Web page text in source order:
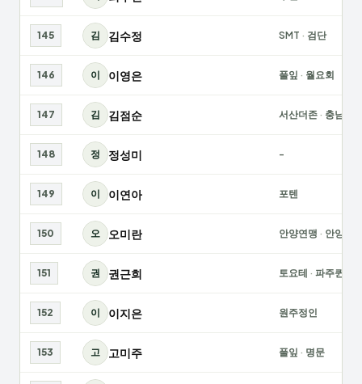
145 김 김수정 SMT · 검단
146 이 이영은 풀잎 · 월요회
147 김 김점순 서산더존 · 충남여
148 정 정성미 -
149 이 이연아 포텐
150 오 오미란 안양연맹 · 안양수
151 권 권근희 토요테 · 파주퀸즈
152 이 이지은 원주정인
153 고 고미주 풀잎 · 명문